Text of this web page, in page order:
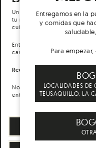
Un servicio a domicilio de
tu más alto potencial.
cuidadosamente
Entregamos todas las
casa, la caja que hace
Recibimos pedidos desde
Normalmente entregamos
entregas son el martes en
CONOCE MÁS DE
CREMA DE
Entregamos en la
y comidas que
Para
LOCALIDADES DE
TEUSAQUILLO, LA